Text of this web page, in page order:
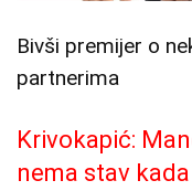
Bivši premijer o
partnerima
Krivokapić:
nema stav